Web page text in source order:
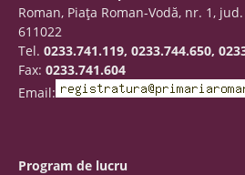
Roman, Piaţa Roman-Vodă, nr. 1,
611022
Tel. 0233.741.119, 0233.744.650,
Fax: 0233.741.604
Email:
Program de lucru